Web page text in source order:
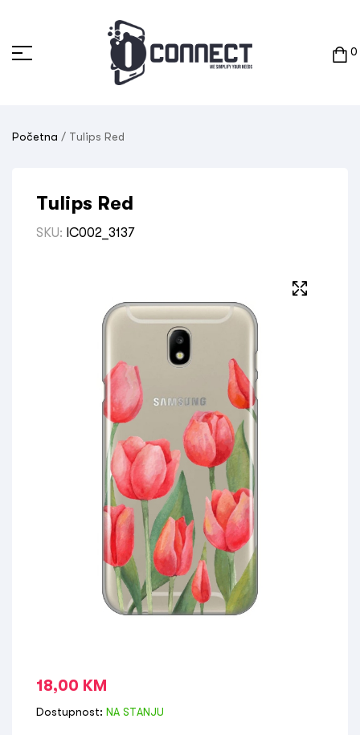
0
Početna / Tulips Red
Tulips Red
SKU: IC002_3137
18,00 KM
Dostupnost: NA STANJU